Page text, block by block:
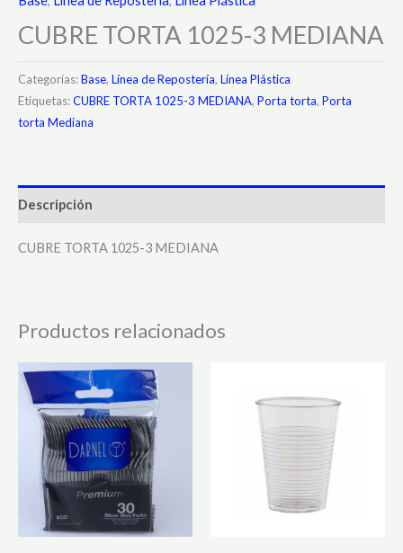
CUBRE TORTA 1025-3 MEDIANA
Categorías:Base, Línea de Repostería, Línea Plástica
Etiquetas:CUBRE TORTA 1025-3 MEDIANA, Porta torta, Porta
torta Mediana
Descripción
CUBRE TORTA 1025-3 MEDIANA
Productos relacionados